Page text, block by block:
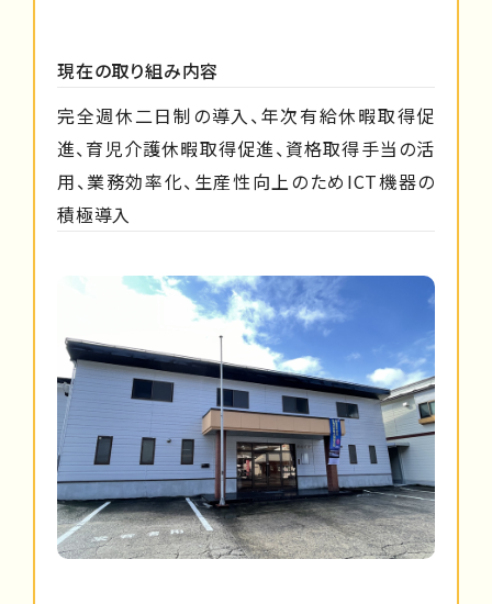
現在の取り組み内容
完全週休二日制の導入、年次有給休暇取得促
進、育児介護休暇取得促進、資格取得手当の活
用、業務効率化、生産性向上のためICT機器の
積極導入